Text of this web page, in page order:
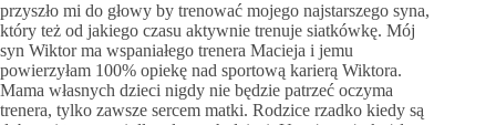
przyszło mi do głowy by trenować mojego najstarszego syna,
który też od jakiego czasu aktywnie trenuje siatkówkę. Mój
syn Wiktor ma wspaniałego trenera Macieja i jemu
powierzyłam 100% opiekę nad sportową karierą Wiktora.
Mama własnych dzieci nigdy nie będzie patrzeć oczyma
trenera, tylko zawsze sercem matki. Rodzice rzadko kiedy są